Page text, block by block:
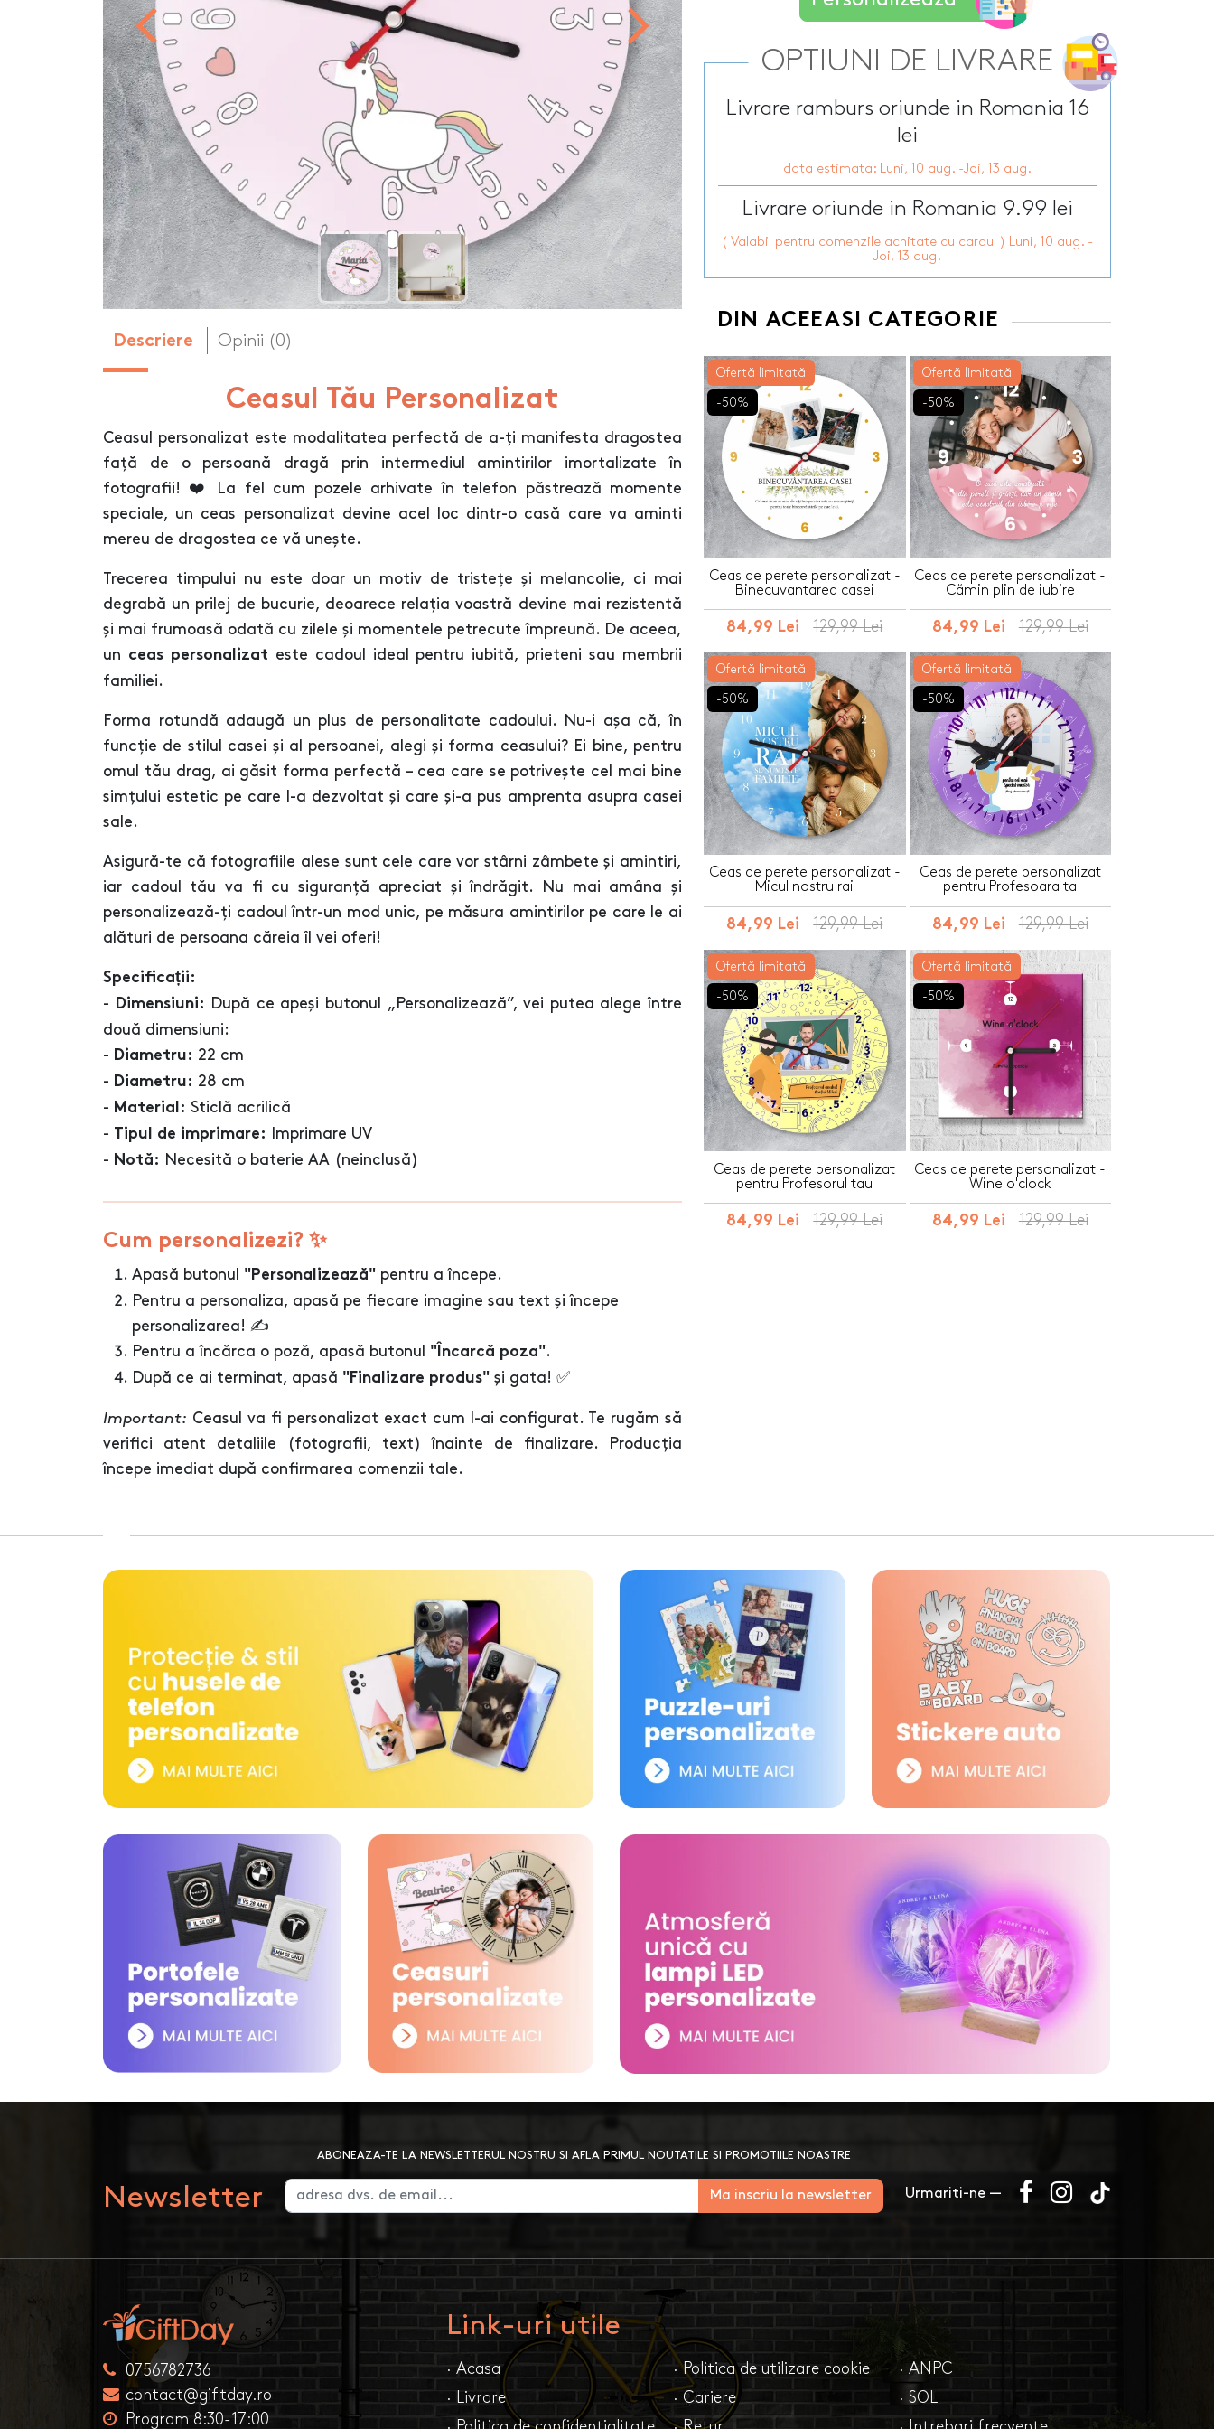
Body-uri copii personalizate
Brelocuri personalizate
Brichete personalizate
Briceag personalizat
Dop personalizat pentru sticla
Dozatoare de sapun
personalizate
Genti de plaja personalizate
Genti sport personalizate
Ghiozdane personalizate HOT
Halbe de bere personalizate
Huse personalizate
PetGift
Penare personalizate HOT
Perne personalizate
Placi de ardezie personalizate
Portfarduri personalizate
Portofele port acte
Prosoape de bumbac
personalizate
Sorturi de bucatarie
Steaguri auto personalizate
Sticle personalizate HOT
Sticle de buzunar personalizate
Suporturi pentru lumanări
Tirbusoane personalizate
Tocatoare personalizate
Tricouri personalizate HOT
Tablouri canvas
Descriere Opinii (0)
Ceasul Tău Personalizat
Ceasul personalizat este modalitatea perfectă de a-ți manifesta dragostea
față de o persoană dragă prin intermediul amintirilor imortalizate în
fotografii! ❤️ La fel cum pozele arhivate în telefon păstrează momente
speciale, un ceas personalizat devine acel loc dintr-o casă care va aminti
mereu de dragostea ce vă unește.
Trecerea timpului nu este doar un motiv de tristețe și melancolie, ci mai
degrabă un prilej de bucurie, deoarece relația voastră devine mai rezistentă
și mai frumoasă odată cu zilele și momentele petrecute împreună. De aceea,
un ceas personalizat este cadoul ideal pentru iubită, prieteni sau membrii
familiei.
Forma rotundă adaugă un plus de personalitate cadoului. Nu-i așa că, în
funcție de stilul casei și al persoanei, alegi și forma ceasului? Ei bine, pentru
omul tău drag, ai găsit forma perfectă – cea care se potrivește cel mai bine
simțului estetic pe care l-a dezvoltat și care și-a pus amprenta asupra casei
sale.
Asigură-te că fotografiile alese sunt cele care vor stârni zâmbete și amintiri,
iar cadoul tău va fi cu siguranță apreciat și îndrăgit. Nu mai amâna și
personalizează-ți cadoul într-un mod unic, pe măsura amintirilor pe care le ai
alături de persoana căreia îl vei oferi!
Specificații:
-
Dimensiuni:
După ce apeși butonul „Personalizează”, vei putea alege între
două dimensiuni:
- Diametru: 22 cm
- Diametru: 28 cm
- Material: Sticlă acrilică
-
Tipul de imprimare:
Imprimare UV
- Notă: Necesită o baterie AA (neinclusă)
Cum personalizezi? ✨
Apasă butonul "Personalizează" pentru a începe.
Pentru a personaliza, apasă pe fiecare imagine sau text și începe
personalizarea! ✍️
Pentru a încărca o poză, apasă butonul "Încarcă poza".
După ce ai terminat, apasă "Finalizare produs" și gata! ✅
Important: Ceasul va fi personalizat exact cum l-ai configurat. Te rugăm să
verifici atent detaliile (fotografii, text) înainte de finalizare. Producția
începe imediat după confirmarea comenzii tale.
OPTIUNI DE LIVRARE
Livrare ramburs oriunde in Romania 16
lei
data estimata: Luni, 10 aug. -Joi, 13 aug.
Livrare oriunde in Romania 9.99 lei
( Valabil pentru comenzile achitate cu cardul ) Luni, 10 aug. -
Joi, 13 aug.
DIN ACEEASI CATEGORIE
Ofertă limitată
-50%
Ceas de perete personalizat -
Binecuvantarea casei
84,99 Lei 129,99 Lei
Ofertă limitată
-50%
Ceas de perete personalizat -
Cămin plin de iubire
84,99 Lei 129,99 Lei
Ofertă limitată
-50%
Ceas de perete personalizat -
Micul nostru rai
84,99 Lei 129,99 Lei
Ofertă limitată
-50%
Ceas de perete personalizat
pentru Profesoara ta
84,99 Lei 129,99 Lei
Ofertă limitată
-50%
Ceas de perete personalizat
pentru Profesorul tau
84,99 Lei 129,99 Lei
Ofertă limitată
-50%
Ceas de perete personalizat -
Wine o'clock
84,99 Lei 129,99 Lei
Newsletter
ABONEAZA-TE LA NEWSLETTERUL NOSTRU SI AFLA PRIMUL NOUTATILE SI PROMOTIILE NOASTRE
Ma inscriu la newsletter Urmariti-ne —
0756782736
contact@giftday.ro
Program 8:30-17:00
Link-uri utile
· Acasa
· Livrare
· Politica de utilizare cookie
· Cariere
· ANPC
· SOL